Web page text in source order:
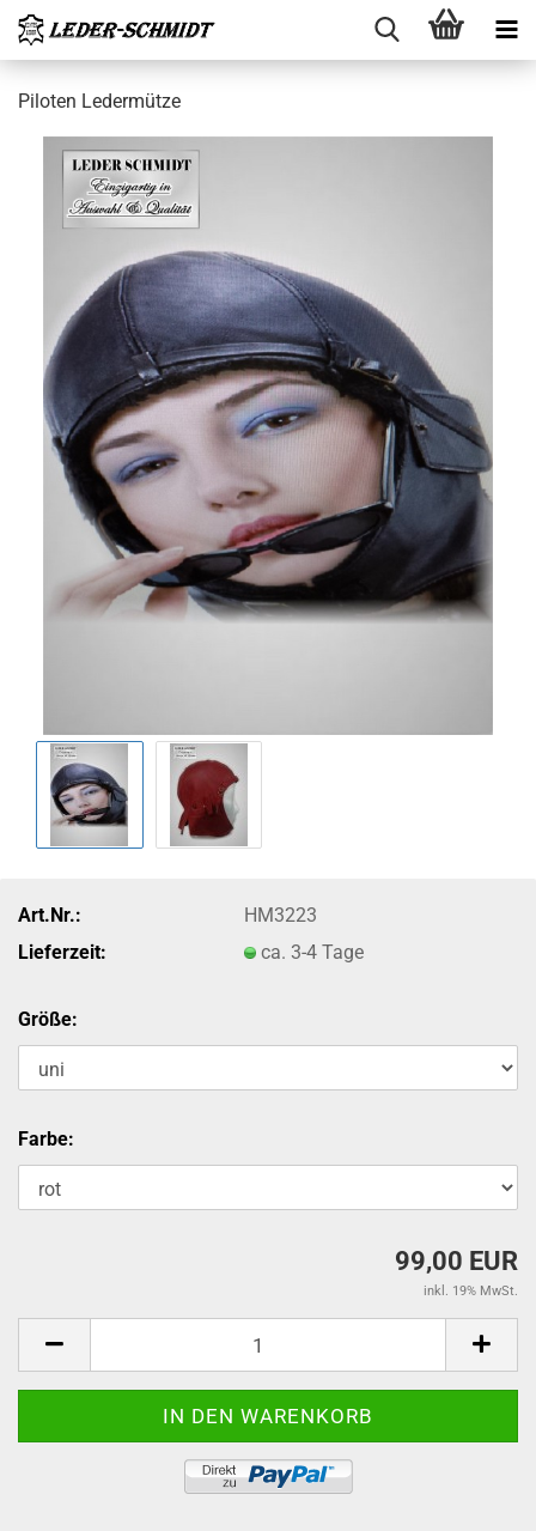
Pi­lo­ten Le­der­müt­ze
Art.Nr.:
HM3223
Lieferzeit:
ca. 3-4 Tage
Größe:
Farbe:
99,00 EUR
inkl. 19% MwSt.